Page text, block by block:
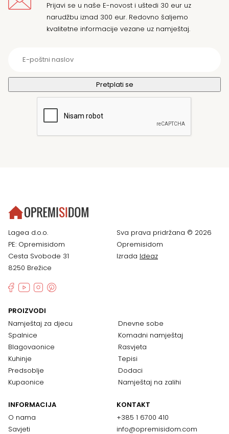
Prijavi se u naše E-novost i uštedi 30 eur uz
narudžbu iznad 300 eur. Redovno šaljemo
kvalitetne informacije vezane uz namještaj.
Lagea d.o.o.
PE: Opremisidom
Cesta Svobode 31
8250 Brežice
Sva prava pridržana © 2026
Opremisidom
Izrada Ideaz
PROIZVODI
Namještaj za djecu
Spalnice
Blagovaonice
Kuhinje
Predsoblje
Kupaonice
Dnevne sobe
Komadni namještaj
Rasvjeta
Tepisi
Dodaci
Namještaj na zalihi
INFORMACIJA
O nama
Savjeti
KONTAKT
+385 1 6700 410
info@opremisidom.com